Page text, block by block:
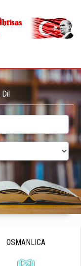
OSMANLICA